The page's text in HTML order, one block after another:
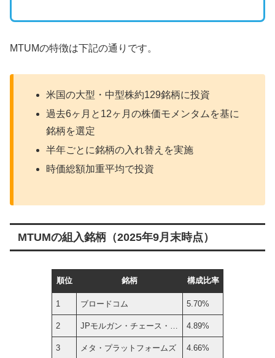
MTUMの特徴は下記の通りです。
米国の大型・中型株約129銘柄に投資
過去6ヶ月と12ヶ月の株価モメンタムを基に
銘柄を選定
半年ごとに銘柄の入れ替えを実施
時価総額加重平均で投資
MTUMの組入銘柄（2025年9月末時点）
順位 銘柄 構成比率
1 ブロードコム 5.70%
2 JPモルガン・チェース・… 4.89%
3 メタ・プラットフォームズ 4.66%